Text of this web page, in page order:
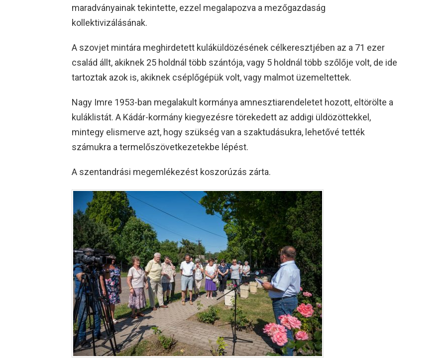
maradványainak tekintette, ezzel megalapozva a mezőgazdaság
kollektivizálásának.
A szovjet mintára meghirdetett kuláküldözésének célkeresztjében az a 71 ezer
család állt, akiknek 25 holdnál több szántója, vagy 5 holdnál több szőlője volt, de ide
tartoztak azok is, akiknek cséplőgépük volt, vagy malmot üzemeltettek.
Nagy Imre 1953-ban megalakult kormánya amnesztiarendeletet hozott, eltörölte a
kuláklistát. A Kádár-kormány kiegyezésre törekedett az addigi üldözöttekkel,
mintegy elismerve azt, hogy szükség van a szaktudásukra, lehetővé tették
számukra a termelőszövetkezetekbe lépést.
A szentandrási megemlékezést koszorúzás zárta.